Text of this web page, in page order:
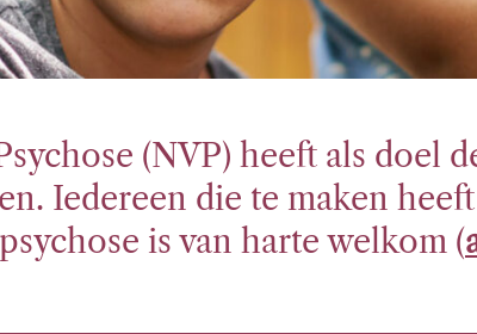
(NVP) heeft als doel
Iedereen die te maken
is van harte welkom (